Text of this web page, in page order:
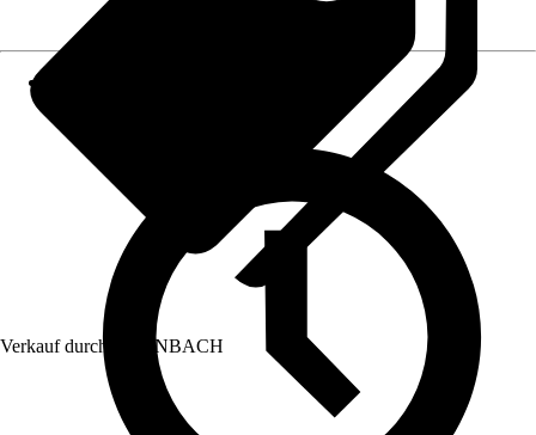
Verkauf durch: HORNBACH